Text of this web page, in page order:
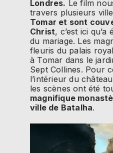
Londres. Le film
travers plusieurs
Tomar et sont
Christ, c’est ici
du mariage. Les
fleuris du palais
à Tomar dans le
Sept Collines. Pour
l’intérieur du
les scènes ont été
magnifique
ville de Batalha.